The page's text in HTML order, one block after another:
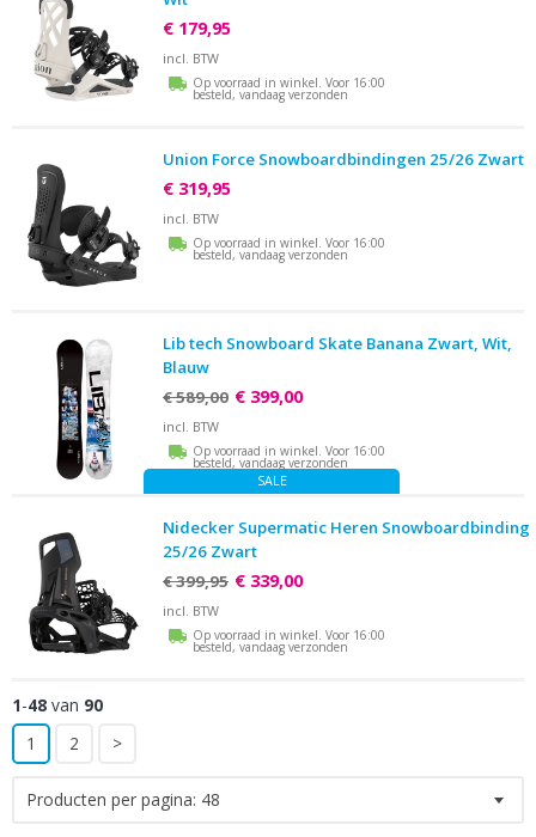
€ 179,95
incl. BTW
Op voorraad in winkel. Voor 16:00
besteld, vandaag verzonden
Union Force Snowboardbindingen 25/26 Zwart
€ 319,95
incl. BTW
Op voorraad in winkel. Voor 16:00
besteld, vandaag verzonden
Lib tech Snowboard Skate Banana Zwart, Wit,
Blauw
€ 589,00 € 399,00
incl. BTW
Op voorraad in winkel. Voor 16:00
besteld, vandaag verzonden
SALE
Nidecker Supermatic Heren Snowboardbinding
25/26 Zwart
€ 399,95 € 339,00
incl. BTW
Op voorraad in winkel. Voor 16:00
besteld, vandaag verzonden
1-48 van 90
1
2 >
Producten per pagina: 48